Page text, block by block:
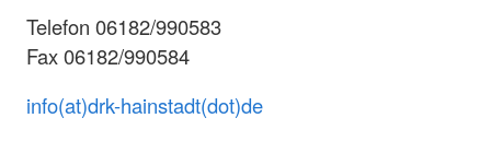
Telefon 06182/990583
Fax 06182/990584
info(at)drk-hainstadt(dot)de